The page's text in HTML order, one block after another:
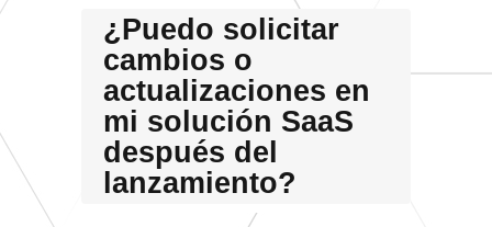
¿Puedo solicitar
cambios o
actualizaciones en
mi solución SaaS
después del
lanzamiento?